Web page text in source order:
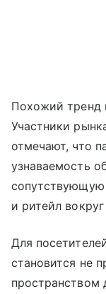
Похожий тренд
Участники
отмечают, что
узнаваемость
и ритейл
Для
становится не
пространством